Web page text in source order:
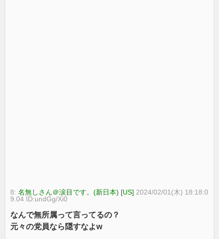
8:名無しさん＠涙目です。(新日本) [US] 2024/02/01(木) 18:18:0
9.04 ID:undGg/Xi0
なんで無所属って言ってるの？
元々の党員なら隠すなよw